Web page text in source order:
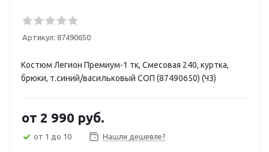
Артикул: 87490650
Костюм Легион Премиум-1 тк, Смесовая 240, куртка,
брюки, т.синий/васильковый СОП (87490650) (ЧЗ)
от 2 990 руб.
от 1 до 10 Нашли дешевле?